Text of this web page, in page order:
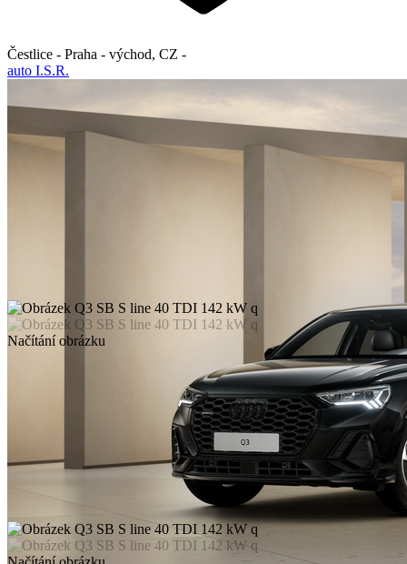
Čestlice - Praha - východ, CZ -
auto I.S.R.
Načítání obrázku